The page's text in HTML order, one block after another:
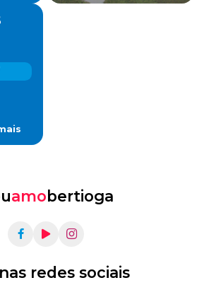
amobertioga
redes sociais